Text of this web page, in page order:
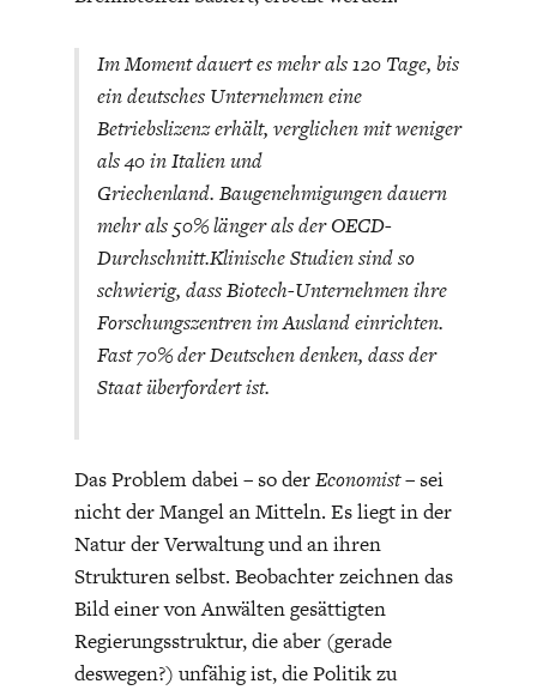
STATUS QUO DER
DEUTSCHEN VWL
DIE POSITIONEN DER
WIRTSCHAFTSWEISEN
OUTPUT GAP
UNGLEICHHEIT
Im Moment dauert es mehr als 120 Tage, bis
ein deutsches Unternehmen eine
Betriebslizenz erhält, verglichen mit weniger
als 40 in Italien und
Griechenland. Baugenehmigungen dauern
mehr als 50% länger als der OECD-
Durchschnitt.Klinische Studien sind so
schwierig, dass Biotech-Unternehmen ihre
Forschungszentren im Ausland einrichten.
Fast 70% der Deutschen denken, dass der
Staat überfordert ist.
Das Problem dabei – so derEconomist– sei
nicht der Mangel an Mitteln. Es liegt in der
Natur der Verwaltung und an ihren
Strukturen selbst. Beobachter zeichnen das
Bild einer von Anwälten gesättigten
Regierungsstruktur, die aber (gerade
deswegen?) unfähig ist, die Politik zu